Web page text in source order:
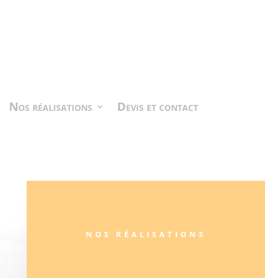
Nos réalisations Devis et contact
NOS RÉALISATIONS